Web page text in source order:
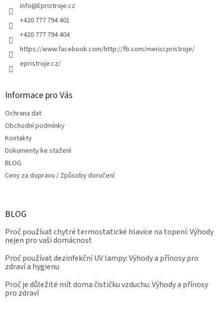
info@Epristroje.cz
+420 777 794 401
+420 777 794 404
https://www.facebook.com/http://fb.com/merici.pristroje/
epristroje.cz/
Informace pro Vás
Ochrana dat
Obchodní podmínky
Kontakty
Dokumenty ke stažení
BLOG
Ceny za dopravu / Způsoby doručení
BLOG
Proč používat chytré termostatické hlavice na topení: Výhody
nejen pro vaši domácnost
Proč používat dezinfekční UV lampy: Výhody a přínosy pro
zdraví a hygienu
Proč je důležité mít doma čističku vzduchu: Výhody a přínosy
pro zdraví